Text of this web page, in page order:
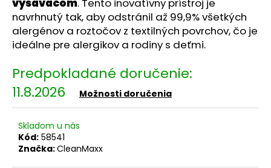
navrhnutý tak, aby odstránil až 99,9% všetkých
alergénov a roztočov z textilných povrchov, čo je
ideálne pre alergikov a rodiny s deťmi.
11.8.2026 Možnosti doručenia
Skladom u nás
Kód: 58541
Značka:CleanMaxx
a
m
e
KAPOVACIA
A
POKOSOVÁ
PÍLA
PKS
1500
C4
€59,90